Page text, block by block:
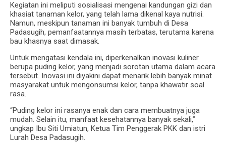
Kegiatan ini meliputi sosialisasi mengenai kandungan gizi dan
khasiat tanaman kelor, yang telah lama dikenal kaya nutrisi.
Namun, meskipun tanaman ini banyak tumbuh di Desa
Padasugih, pemanfaatannya masih terbatas, terutama karena
bau khasnya saat dimasak.
Untuk mengatasi kendala ini, diperkenalkan inovasi kuliner
berupa puding kelor, yang menjadi sorotan utama dalam acara
tersebut. Inovasi ini diyakini dapat menarik lebih banyak minat
masyarakat untuk mengonsumsi kelor, tanpa khawatir soal
rasa.
“Puding kelor ini rasanya enak dan cara membuatnya juga
mudah. Selain itu, manfaat kesehatannya banyak sekali,”
ungkap Ibu Siti Umiatun, Ketua Tim Penggerak PKK dan istri
Lurah Desa Padasugih.